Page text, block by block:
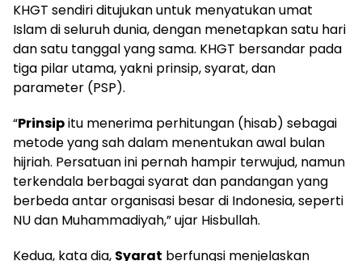
KHGT sendiri ditujukan untuk menyatukan umat
Islam di seluruh dunia, dengan menetapkan satu hari
dan satu tanggal yang sama. KHGT bersandar pada
tiga pilar utama, yakni prinsip, syarat, dan
parameter (PSP).
“Prinsipitu menerima perhitungan (hisab) sebagai
metode yang sah dalam menentukan awal bulan
hijriah. Persatuan ini pernah hampir terwujud, namun
terkendala berbagai syarat dan pandangan yang
berbeda antar organisasi besar di Indonesia, seperti
NU dan Muhammadiyah,” ujar Hisbullah.
Kedua, kata dia, Syarat berfungsi menjelaskan